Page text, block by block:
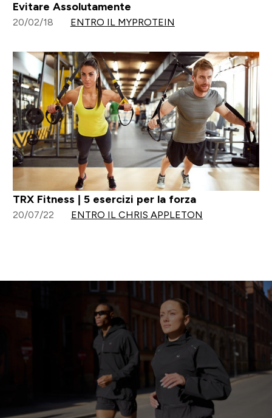
Evitare Assolutamente
20/02/18 ENTRO IL MYPROTEIN
TRX Fitness | 5 esercizi per la forza
20/07/22 ENTRO IL CHRIS APPLETON